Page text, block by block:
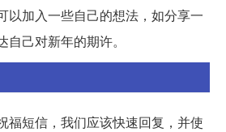
以加入一些自己的想法，如分享一
己对新年的期许。
福短信，我们应该快速回复，并使